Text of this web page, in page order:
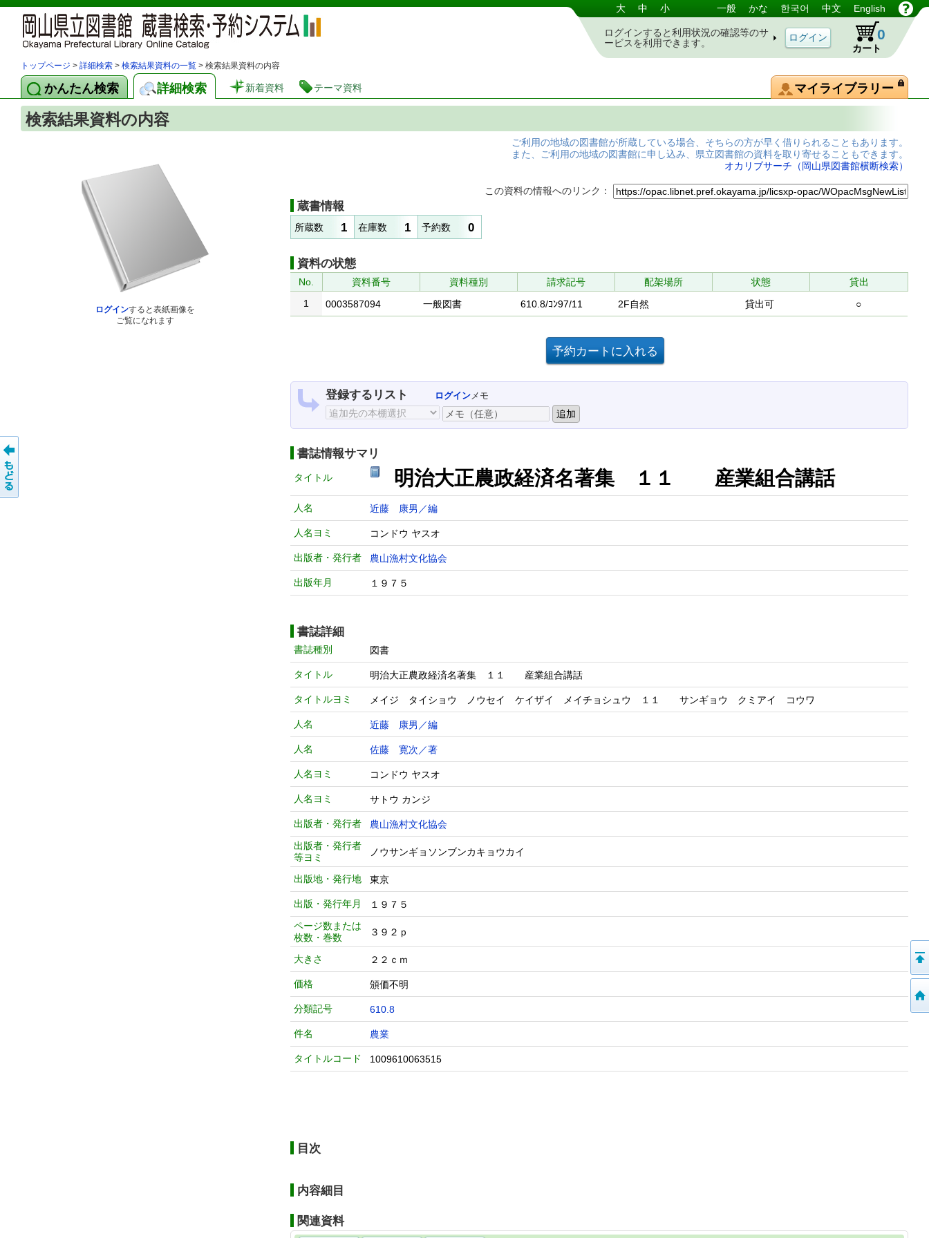
岡山県立図書館 蔵書検索・予約システム 大 中 小 一般 かな 한국어 中文 English
ログインすると利用状況の確認等のサ
ービスを利用できます。
カート
0
トップページ > 詳細検索 > 検索結果資料の一覧 > 検索結果資料の内容
かんたん検索 詳細検索 新着資料 テーマ資料 マイライブラリー
検索結果資料の内容
ログインすると表紙画像を
ご覧になれます
ご利用の地域の図書館が所蔵している場合、そちらの方が早く借りられることもあります。
また、ご利用の地域の図書館に申し込み、県立図書館の資料を取り寄せることもできます。
オカリブサーチ（岡山県図書館横断検索）
この資料の情報へのリンク：
蔵書情報
所蔵数 1 在庫数 1 予約数 0
資料の状態
No. 資料番号 資料種別 請求記号 配架場所 状態
貸出
1
0003587094 一般図書 610.8/ｺﾝ97/11 2F自然 貸出可 ○
登録するリスト ログインメモ
書誌情報サマリ
タイトル 明治大正農政経済名著集 １１ 産業組合講話
人名 近藤 康男／編
人名ヨミ コンドウ ヤスオ
出版者・発行者 農山漁村文化協会
出版年月 １９７５
書誌詳細
書誌種別 図書
タイトル 明治大正農政経済名著集 １１ 産業組合講話
タイトルヨミ メイジ タイショウ ノウセイ ケイザイ メイチョシュウ １１ サンギョウ クミアイ コウワ
人名 近藤 康男／編
人名 佐藤 寛次／著
人名ヨミ コンドウ ヤスオ
人名ヨミ サトウ カンジ
出版者・発行者
農山漁村文化協会
出版者・発行者
等ヨミ
ノウサンギョソンブンカキョウカイ
出版地・発行地 東京
出版・発行年月
１９７５
ページ数または
枚数・巻数
３９２ｐ
大きさ ２２ｃｍ
価格 頒価不明
分類記号 610.8
件名 農業
タイトルコード 1009610063515
目次
内容細目
関連資料